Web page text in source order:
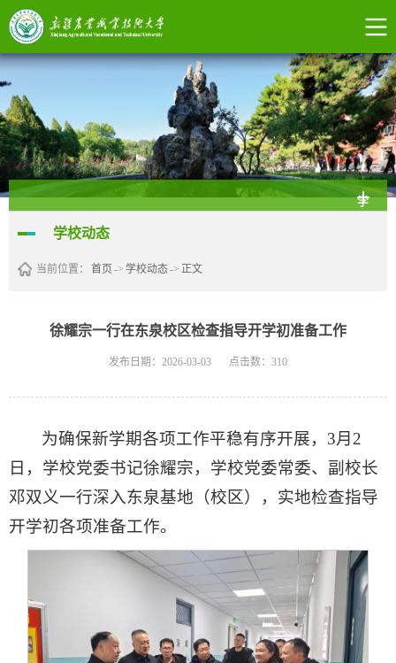
学
学校动态
当前位置： 首页 -> 学校动态-> 正文
徐耀宗一行在东泉校区检查指导开学初准备工作
发布日期：2026-03-03 点击数： 310
为确保新学期各项工作平稳有序开展，3月2
日，学校党委书记徐耀宗，学校党委常委、副校长
邓双义一行深入东泉基地（校区），实地检查指导
开学初各项准备工作。